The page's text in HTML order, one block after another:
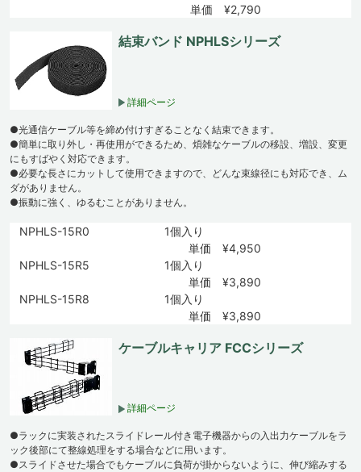
単価 ¥2,790
結束バンド NPHLSシリーズ
詳細ページ
●光通信ケーブル等を締め付けすぎることなく結束できます。
●簡単に取り外し・再使用ができるため、煩雑なケーブルの移設、増設、変更
にもすばやく対応できます。
●必要な長さにカットして使用できますので、どんな束線径にも対応でき、ム
ダがありません。
●振動に強く、ゆるむことがありません。
NPHLS-15R0
1個入り
単価 ¥4,950
NPHLS-15R5
1個入り
単価 ¥3,890
NPHLS-15R8
1個入り
単価 ¥3,890
ケーブルキャリア FCCシリーズ
詳細ページ
●ラックに実装されたスライドレール付き電子機器からの入出力ケーブルをラ
ック後部にて整線処理をする場合などに用います。
●スライドさせた場合でもケーブルに負荷が掛からないように、伸び縮みする